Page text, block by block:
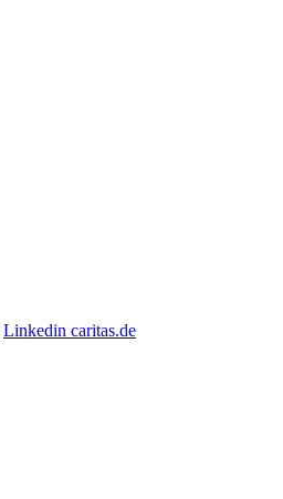
Linkedin caritas.de